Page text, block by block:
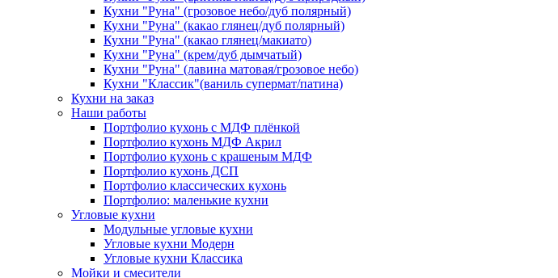
Кухни "Руна" (грозовое небо/дуб полярный)
Кухни "Руна" (какао глянец/дуб полярный)
Кухни "Руна" (какао глянец/макиато)
Кухни "Руна" (крем/дуб дымчатый)
Кухни "Руна" (лавина матовая/грозовое небо)
Кухни "Классик"(ваниль супермат/патина)
Кухни на заказ
Наши работы
Портфолио кухонь с МДФ плёнкой
Портфолио кухонь МДФ Акрил
Портфолио кухонь с крашеным МДФ
Портфолио кухонь ДСП
Портфолио классических кухонь
Портфолио: маленькие кухни
Угловые кухни
Модульные угловые кухни
Угловые кухни Модерн
Угловые кухни Классика
Мойки и смесители